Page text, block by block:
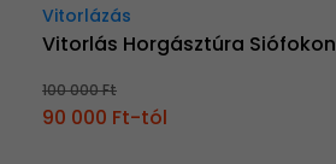
Vitorlázás
Vitorlás Horgásztúra Siófokon
100 000 Ft
90 000 Ft-tól